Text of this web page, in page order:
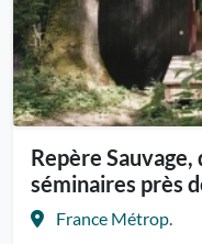
Repère
séminaires près
France Métrop.